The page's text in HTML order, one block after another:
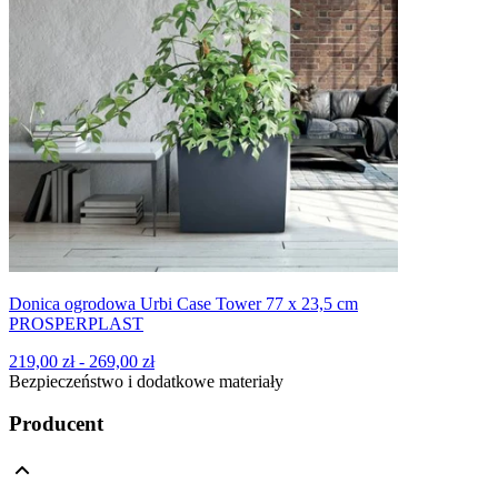
Donica ogrodowa Urbi Case Tower 77 x 23,5 cm
PROSPERPLAST
219,00 zł - 269,00 zł
Bezpieczeństwo i dodatkowe materiały
Producent